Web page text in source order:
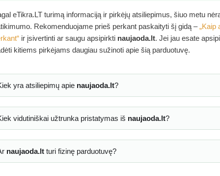
eTikra.LT turimą informaciją ir pirkėjų atsiliepimus, šiuo metu
Rekomenduojame prieš perkant paskaityti šį gidą –„Kaip
ir įsivertinti ar saugu apsipirkti naujaoda.lt. Jei jau esate
kitiems pirkėjams daugiau sužinoti apie šią parduotuvę.
yra atsiliepimų apie naujaoda.lt?
vidutiniškai užtrunka pristatymas iš naujaoda.lt?
naujaoda.ltturi fizinę parduotuvę?